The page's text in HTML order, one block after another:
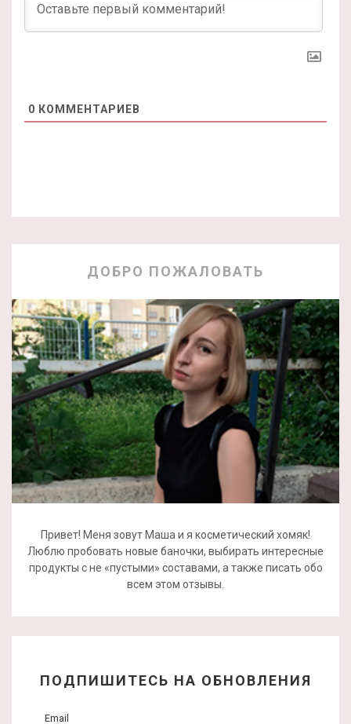
0 КОММЕНТАРИЕВ
ДОБРО ПОЖАЛОВАТЬ
Привет! Меня зовут Маша и я косметический хомяк!
Люблю пробовать новые баночки, выбирать интересные
продукты с не «пустыми» составами, а также писать обо
всем этом отзывы.
ПОДПИШИТЕСЬ НА ОБНОВЛЕНИЯ
Email